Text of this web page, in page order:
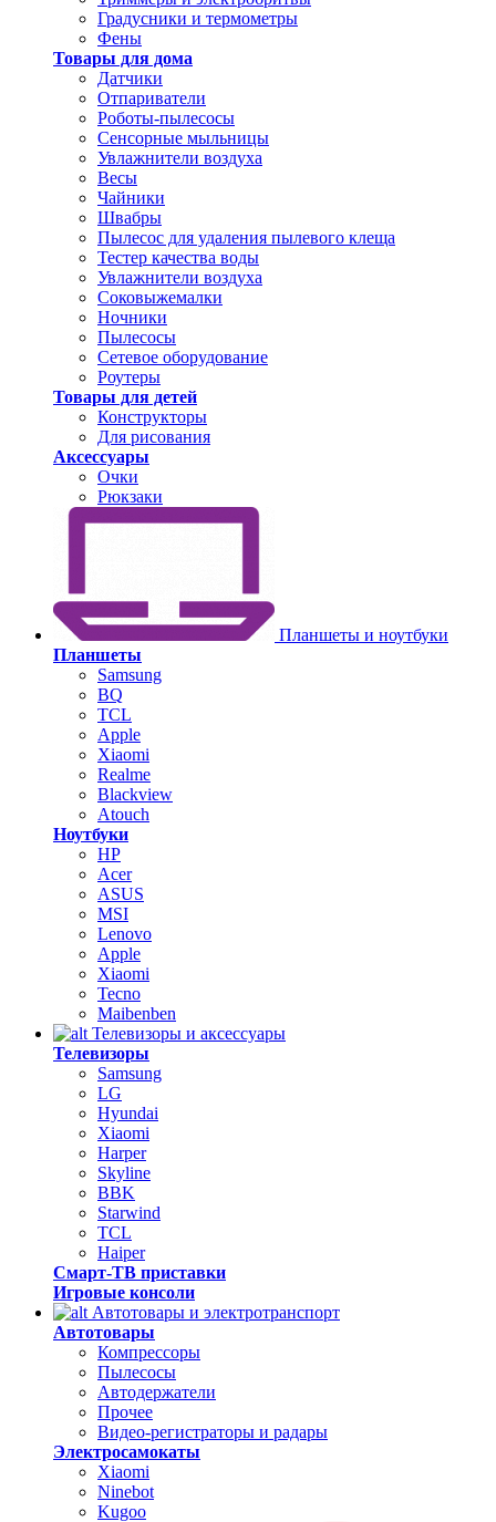
Градусники и термометры
Фены
Товары для дома
Датчики
Отпариватели
Роботы-пылесосы
Сенсорные мыльницы
Увлажнители воздуха
Весы
Чайники
Швабры
Пылесос для удаления пылевого клеща
Тестер качества воды
Увлажнители воздуха
Соковыжемалки
Ночники
Пылесосы
Сетевое оборудование
Роутеры
Товары для детей
Конструкторы
Для рисования
Аксессуары
Очки
Рюкзаки
Планшеты и ноутбуки
Планшеты
Samsung
BQ
TCL
Apple
Xiaomi
Realme
Blackview
Atouch
Ноутбуки
HP
Acer
ASUS
MSI
Lenovo
Apple
Xiaomi
Tecno
Maibenben
Телевизоры и аксессуары
Телевизоры
Samsung
LG
Hyundai
Xiaomi
Harper
Skyline
BBK
Starwind
TCL
Haiper
Смарт-ТВ приставки
Игровые консоли
Автотовары и электротранспорт
Автотовары
Компрессоры
Пылесосы
Автодержатели
Прочее
Видео-регистраторы и радары
Электросамокаты
Xiaomi
Ninebot
Kugoo